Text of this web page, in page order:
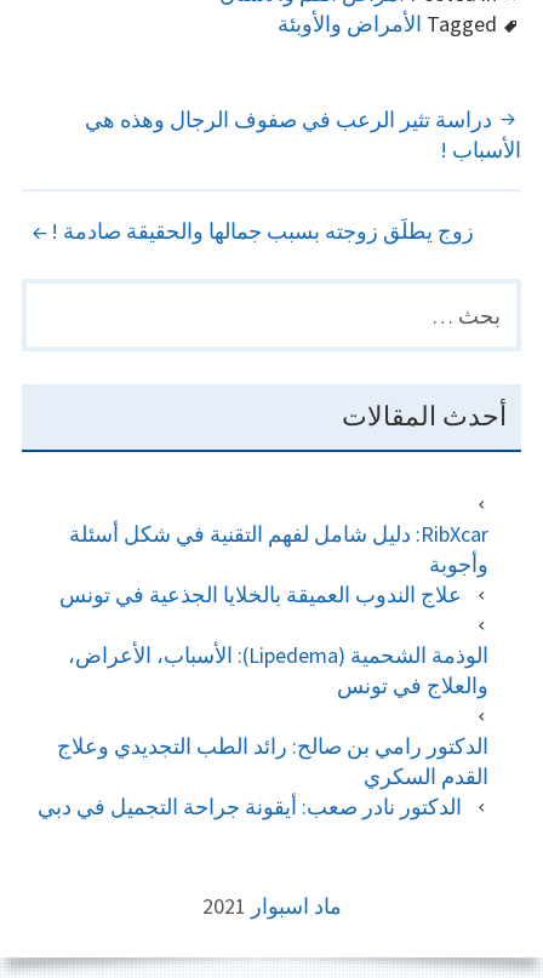
Tagged الأمراض والأوبئة
POST
NAVIGATION
دراسة تثير الرعب في صفوف الرجال وهذه هي
الأسباب !
زوج يطلَق زوجته بسبب جمالها والحقيقة صادمة !
SIDEBAR
البحث
عن:
أحدث المقالات
RibXcar: دليل شامل لفهم التقنية في شكل أسئلة
وأجوبة
علاج الندوب العميقة بالخلايا الجذعية في تونس
الوذمة الشحمية (Lipedema): الأسباب، الأعراض،
والعلاج في تونس
الدكتور رامي بن صالح: رائد الطب التجديدي وعلاج
القدم السكري
الدكتور نادر صعب: أيقونة جراحة التجميل في دبي
CONTENT
ماد اسبوار 2021